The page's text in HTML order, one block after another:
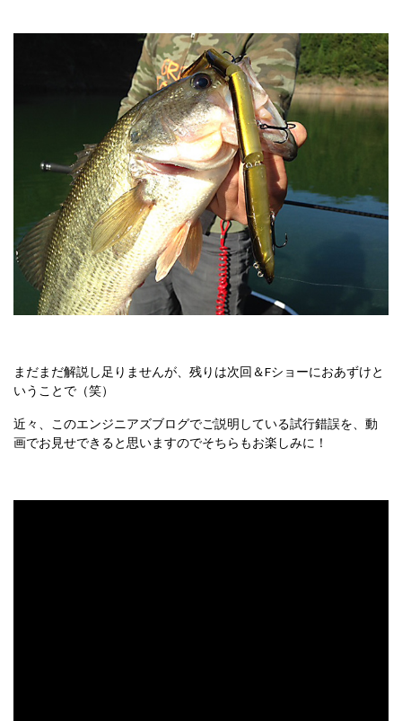
まだまだ解説し足りませんが、残りは次回＆Fショーにおあずけと
いうことで（笑）
近々、このエンジニアズブログでご説明している試行錯誤を、動
画でお見せできると思いますのでそちらもお楽しみに！